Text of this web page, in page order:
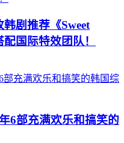
剧推荐《Sweet
国际特效团队！
6部充满欢乐和搞笑的